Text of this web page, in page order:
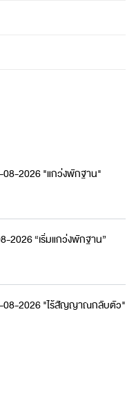
08-2026 "แกว่งพักฐาน"
2026 “เริ่มแกว่งพักฐาน”
08-2026 "ไร้สัญญาณกลับตัว"